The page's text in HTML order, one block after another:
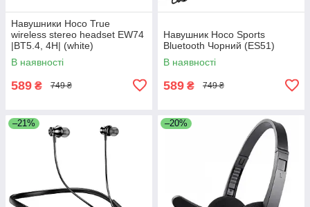
Навушники Hoco True
wireless stereo headset EW74
|BT5.4, 4H| (white)
В наявності
589 ₴ 749 ₴
Навушник Hoco Sports
Bluetooth Чорний (ES51)
В наявності
589 ₴ 749 ₴
–21% –20%